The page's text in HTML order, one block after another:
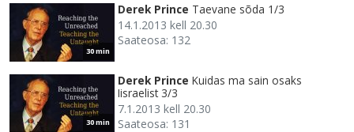
30 min
Derek Prince Taevane sõda 1/3
14.1.2013 kell 20.30
Saateosa: 132
30 min
Derek Prince Kuidas ma sain osaks
Iisraelist 3/3
7.1.2013 kell 20.30
Saateosa: 131